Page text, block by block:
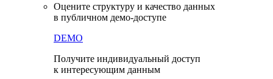
Оцените структуру и качество данных
в публичном демо-доступе
DEMO
Получите индивидуальный доступ
к интересующим данным